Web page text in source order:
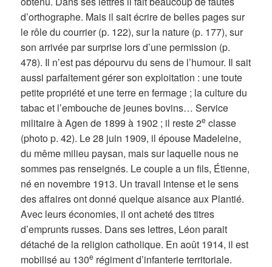
d’orthographe. Mais il sait écrire de belles pages sur
le rôle du courrier (p. 122), sur la nature (p. 177), sur
son arrivée par surprise lors d’une permission (p.
478). Il n’est pas dépourvu du sens de l’humour. Il sait
aussi parfaitement gérer son exploitation : une toute
petite propriété et une terre en fermage ; la culture du
tabac et l’embouche de jeunes bovins… Service
militaire à Agen de 1899 à 1902 ; il reste 2e classe
(photo p. 42). Le 28 juin 1909, il épouse Madeleine,
du même milieu paysan, mais sur laquelle nous ne
sommes pas renseignés. Le couple a un fils, Étienne,
né en novembre 1913. Un travail intense et le sens
des affaires ont donné quelque aisance aux Plantié.
Avec leurs économies, il ont acheté des titres
d’emprunts russes. Dans ses lettres, Léon parait
détaché de la religion catholique. En août 1914, il est
mobilisé au 130e régiment d’infanterie territoriale.